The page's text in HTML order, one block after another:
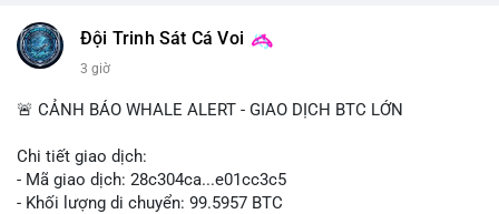
Đội Trinh Sát Cá Voi
3 giờ
🚨 CẢNH BÁO WHALE ALERT - GIAO DỊCH BTC LỚN
Chi tiết giao dịch:
- Mã giao dịch: 28c304ca...e01cc3c5
- Khối lượng di chuyển: 99.5957 BTC